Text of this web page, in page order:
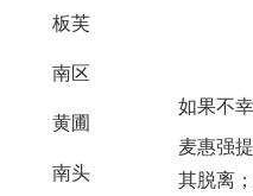
板芙
南区
黄圃
南头
如果不
麦惠强
其脱离